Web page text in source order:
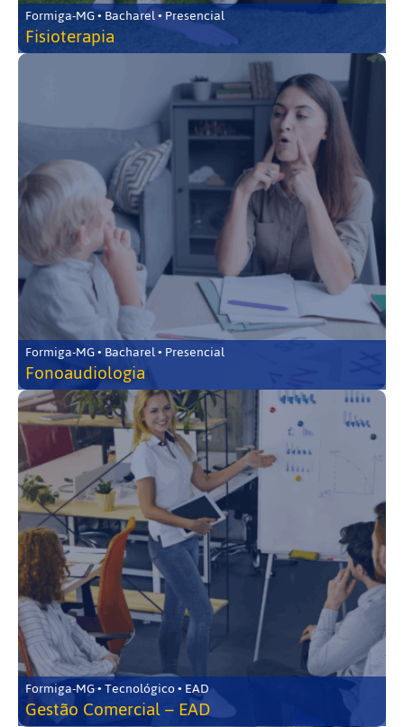
Formiga-MG • Bacharel • Presencial
Fisioterapia
Formiga-MG • Bacharel • Presencial
Fonoaudiologia
Formiga-MG • Tecnológico • EAD
Gestão Comercial – EAD